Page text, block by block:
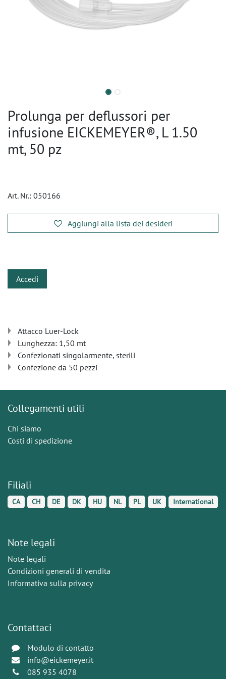
Prolunga per deflussori per
infusione EICKEMEYER®, L 1.50
mt, 50 pz
Art. Nr.: 050166
Aggiungi alla lista dei desideri
Accedi
Attacco Luer-Lock
Lunghezza: 1,50 mt
Confezionati singolarmente, sterili
Confezione da 50 pezzi
Collegamenti utili
Chi siamo
Costi di spedizione
Filiali
CA CH DE DK HU NL PL UK International
Note legali
Note legali
Condizioni generali di vendita
Informativa sulla privacy
Contattaci
Modulo di contatto
info@eickemeyer.it
085 935 4078